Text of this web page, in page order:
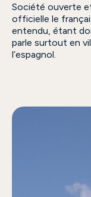
Société ouverte
officielle le
entendu, étant
parle surtout en
l’espagnol.